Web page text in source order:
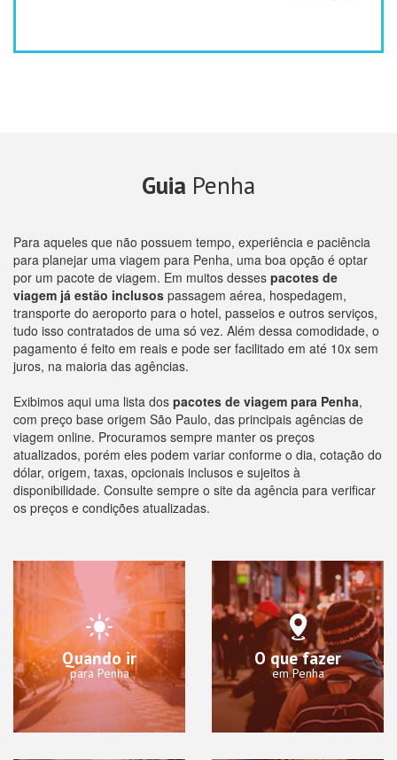
Guia Penha
Para aqueles que não possuem tempo, experiência e paciência
para planejar uma viagem para Penha, uma boa opção é optar
por um pacote de viagem. Em muitos desses pacotes de
viagem já estão inclusos passagem aérea, hospedagem,
transporte do aeroporto para o hotel, passeios e outros serviços,
tudo isso contratados de uma só vez. Além dessa comodidade, o
pagamento é feito em reais e pode ser facilitado em até 10x sem
juros, na maioria das agências.
Exibimos aqui uma lista dos pacotes de viagem para Penha,
com preço base origem São Paulo, das principais agências de
viagem online. Procuramos sempre manter os preços
atualizados, porém eles podem variar conforme o dia, cotação do
dólar, origem, taxas, opcionais inclusos e sujeitos à
disponibilidade. Consulte sempre o site da agência para verificar
os preços e condições atualizadas.
Quando ir
para Penha
O que fazer
em Penha